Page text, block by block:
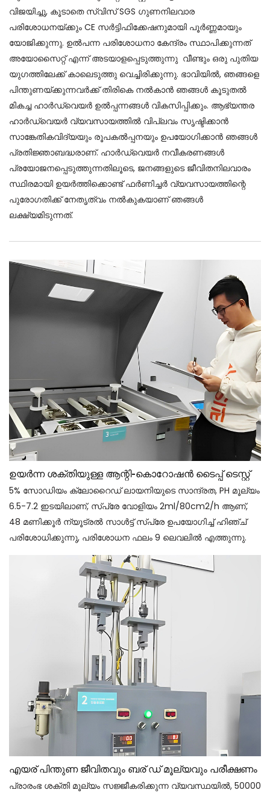
വിജയിച്ചു, കൂടാതെ സ്വിസ് SGS ഗുണനിലവാര
പരിശോധനയ്ക്കും CE സർട്ടിഫിക്കേഷനുമായി പൂർണ്ണമായും
യോജിക്കുന്നു. ഉൽപന്ന പരിശോധനാ കേന്ദ്രം സ്ഥാപിക്കുന്നത്
അയോസൈറ്റ് എന്ന് അടയാളപ്പെടുത്തുന്നു വീണ്ടും ഒരു പുതിയ
യുഗത്തിലേക്ക് കാലെടുത്തു വെച്ചിരിക്കുന്നു. ഭാവിയിൽ, ഞങ്ങളെ
പിന്തുണയ്ക്കുന്നവർക്ക് തിരികെ നൽകാൻ ഞങ്ങൾ കൂടുതൽ
മികച്ച ഹാർഡ്‌വെയർ ഉൽപ്പന്നങ്ങൾ വികസിപ്പിക്കും. ആഭ്യന്തര
ഹാർഡ്‌വെയർ വ്യവസായത്തിൽ വിപ്ലവം സൃഷ്ടിക്കാൻ
സാങ്കേതികവിദ്യയും രൂപകൽപ്പനയും ഉപയോഗിക്കാൻ ഞങ്ങൾ
പ്രതിജ്ഞാബദ്ധരാണ്. ഹാർഡ്‌വെയർ നവീകരണങ്ങൾ
പ്രയോജനപ്പെടുത്തുന്നതിലൂടെ, ജനങ്ങളുടെ ജീവിതനിലവാരം
സ്ഥിരമായി ഉയർത്തിക്കൊണ്ട് ഫർണിച്ചർ വ്യവസായത്തിന്റെ
പുരോഗതിക്ക് നേതൃത്വം നൽകുകയാണ് ഞങ്ങൾ
ലക്ഷ്യമിടുന്നത്.
ഉയർന്ന ശക്തിയുള്ള ആന്റി-കൊറോഷൻ ടൈപ്പ് ടെസ്റ്റ്
5% സോഡിയം ക്ലോറൈഡ് ലായനിയുടെ സാന്ദ്രത, PH മൂല്യം
6.5-7.2 ഇടയിലാണ്, സ്പ്രേ വോളിയം 2ml/80cm2/h ആണ്,
48 മണിക്കൂർ ന്യൂട്രൽ സാൾട്ട് സ്പ്രേ ഉപയോഗിച്ച് ഹിഞ്ച്
പരിശോധിക്കുന്നു, പരിശോധന ഫലം 9 ലെവലിൽ എത്തുന്നു.
എയര് പിന്തുണ ജീവിതവും ബര് ഡ് മൂല്യവും പരീക്ഷണം
പ്രാരംഭ ശക്തി മൂല്യം സജ്ജീകരിക്കുന്ന വ്യവസ്ഥയിൽ, 50000